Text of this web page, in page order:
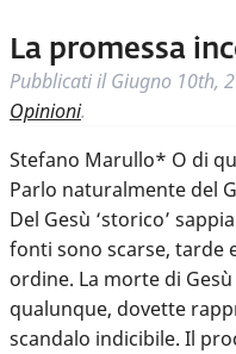
La promessa
Pubblicati ilGiugno 10th,
Opinioni.
Stefano Marullo* O di
Parlo naturalmente del
Del Gesù ‘storico’
fonti sono scarse, tarde
ordine. La morte di
qualunque, dovette
scandalo indicibile. Il